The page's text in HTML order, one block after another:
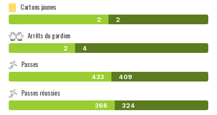
Cartons jaunes
2 2
Arrêts du gardien
2 4
Passes
433 409
Passes réussies
366 324